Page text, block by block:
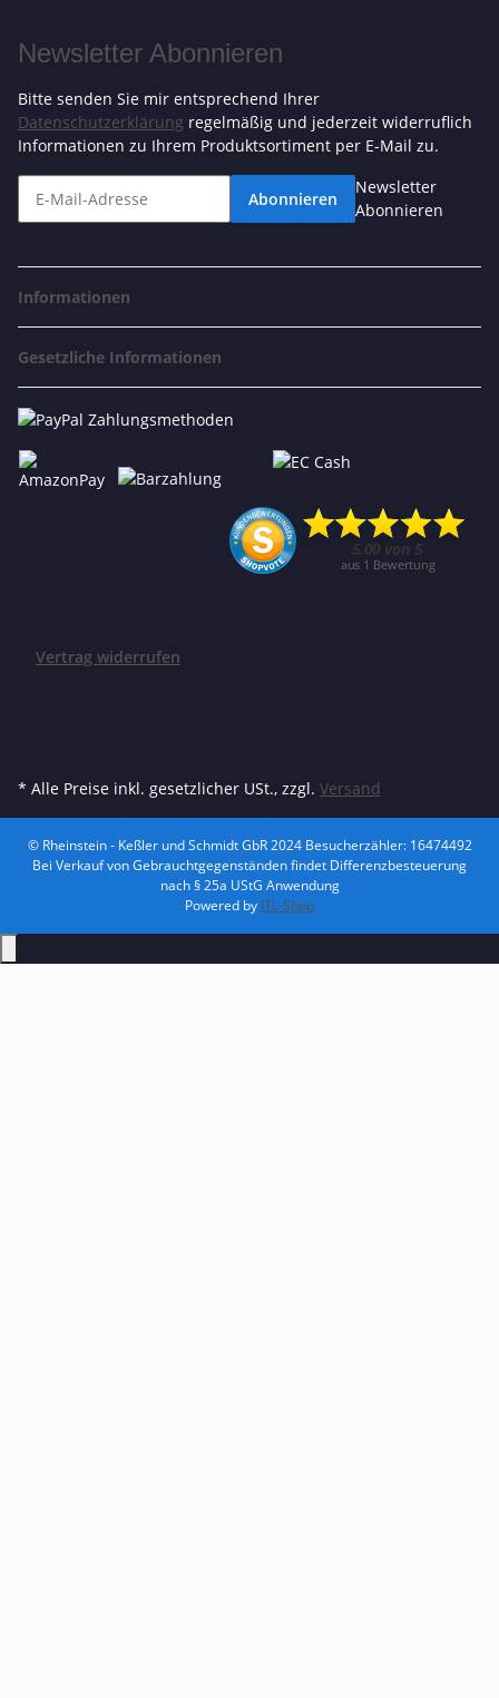
Newsletter Abonnieren
Bitte senden Sie mir entsprechend Ihrer
Datenschutzerklärung regelmäßig und jederzeit widerruflich
Informationen zu Ihrem Produktsortiment per E-Mail zu.
Abonnieren
Newsletter
Abonnieren
Informationen
Gesetzliche Informationen
Vertrag widerrufen
* Alle Preise inkl. gesetzlicher USt., zzgl. Versand
© Rheinstein - Keßler und Schmidt GbR 2024Besucherzähler: 16474492
Bei Verkauf von Gebrauchtgegenständen findet Differenzbesteuerung
nach § 25a UStG Anwendung
Powered by JTL-Shop